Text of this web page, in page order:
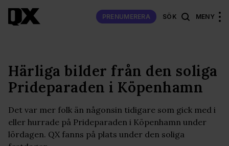
PRENUMERERA SÖK MENY
Härliga bilder från den soliga
Prideparaden i Köpenhamn
Det var mer folk än någonsin tidigare som gick med i
eller hurrade på Prideparaden i Köpenhamn under
lördagen. QX fanns på plats under den soliga